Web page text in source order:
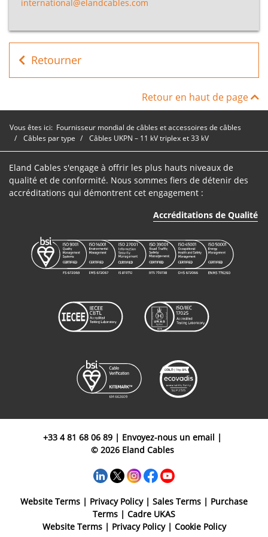
Câbles
UKPN -
unipolaire
de 33 kV
D120120BK000
unipolaire
de 33 kV
D120121BK000 1
international@elandcables.com
Retourner
Retour en haut de page
Vous êtes ici: Fournisseur mondial de câbles et accessoires de câbles
Câbles par type
Câbles UKPN – 11 kV triplex et 33 kV
Eland Cables s'engage à offrir les plus hauts niveaux de
qualité et de conformité. Nous sommes fiers de détenir des
accréditations qui démontrent cet engagement :
Accréditations de Qualité
+33 4 81 68 06 89 | Envoyez-nous un email |
© 2026 Eland Cables
Website Terms | Privacy Policy| Sales Terms | Purchase
Terms | Cadre UKAS
Website Terms| Privacy Policy| Cookie Policy